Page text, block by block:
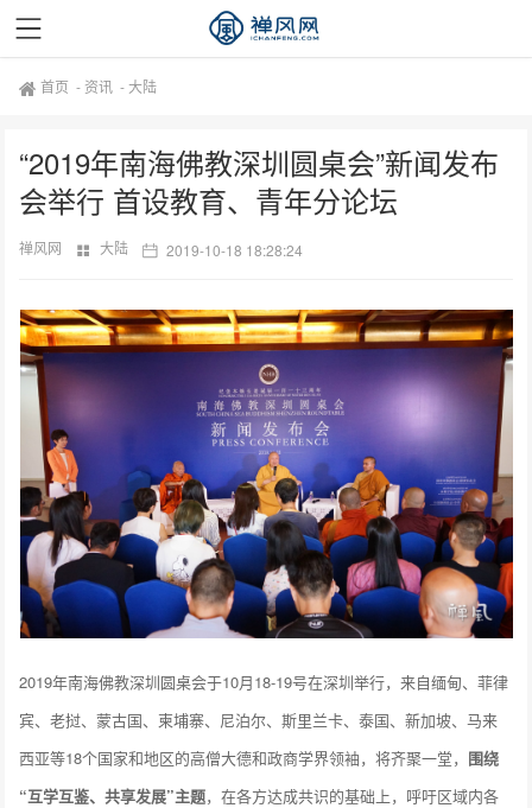
首页 - 资讯 -大陆
“2019年南海佛教深圳圆桌会”新闻发布
会举行 首设教育、青年分论坛
禅风网 大陆 2019-10-18 18:28:24
2019年南海佛教深圳圆桌会于10月18-19号在深圳举行，来自缅甸、菲律
宾、老挝、蒙古国、柬埔寨、尼泊尔、斯里兰卡、泰国、新加坡、马来
西亚等18个国家和地区的高僧大德和政商学界领袖，将齐聚一堂， 围绕
“互学互鉴、共享发展”主题，在各方达成共识的基础上，呼吁区域内各